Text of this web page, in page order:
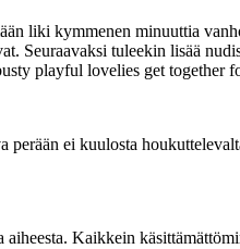
liki kymmenen minuuttia
Seuraavaksi tuleekin lisää
playful lovelies get together
ei kuulosta
Kaikkein